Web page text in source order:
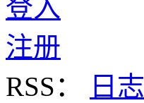
登入
注册
RSS：
日志